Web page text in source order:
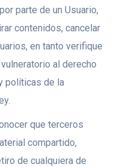
parte de un Usuario,
contenidos, cancelar
en tanto verifique
al derecho
políticas de la
que terceros
compartido,
de cualquiera de